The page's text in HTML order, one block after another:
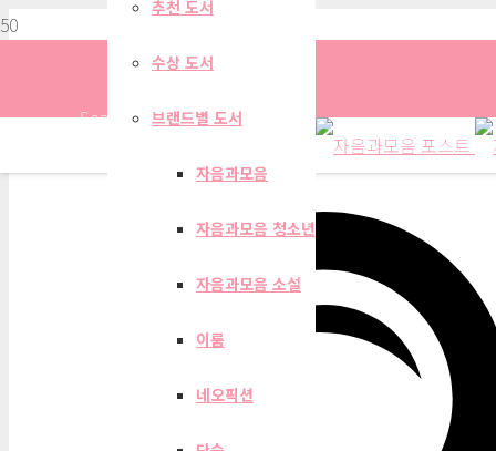
Search
추천 도서
수상 도서
브랜드별 도서
자음과모음
자음과모음 청소년
자음과모음 소설
이룸
네오픽션
자음과모음 계간지